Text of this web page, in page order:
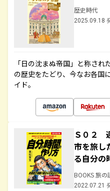
歴史時代
2025.09.18
「日の沈まぬ帝国」と称さ
の歴史をたどり、今なお各国
イド。
Ｓ０２
市を旅し
る自分の
BOOKS 旅の
2022.07.21